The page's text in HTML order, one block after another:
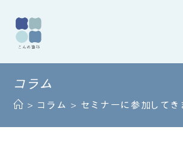
> コラム > セミナーに参加してき